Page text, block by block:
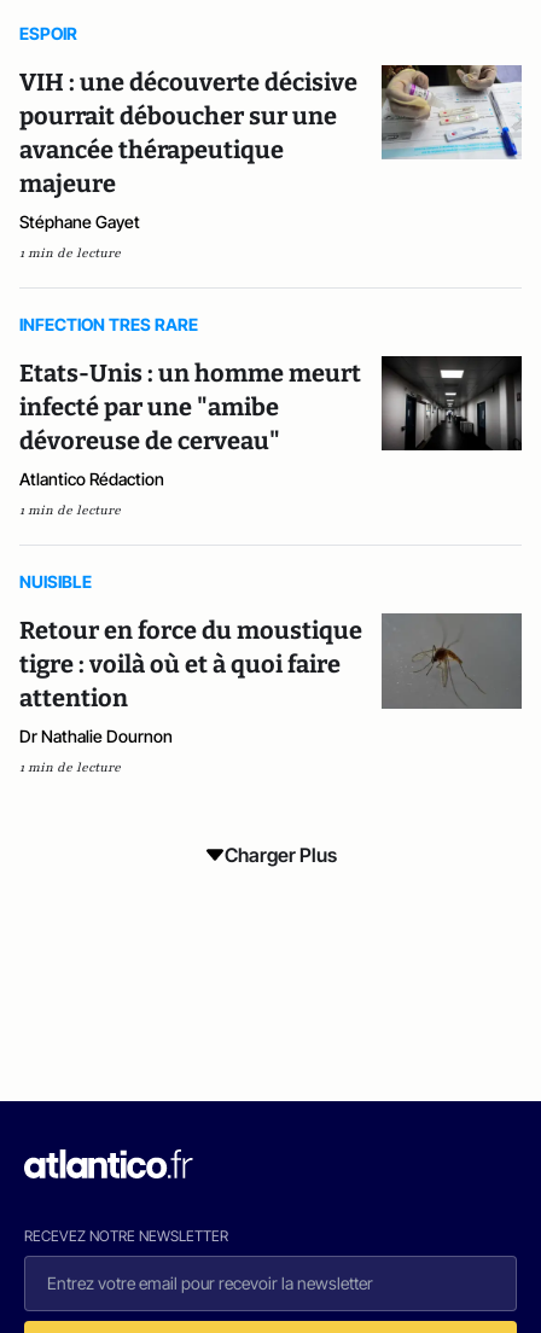
ESPOIR
VIH : une découverte décisive
pourrait déboucher sur une
avancée thérapeutique
majeure
Stéphane Gayet
1 min de lecture
INFECTION TRES RARE
Etats-Unis : un homme meurt
infecté par une "amibe
dévoreuse de cerveau"
Atlantico Rédaction
1 min de lecture
NUISIBLE
Retour en force du moustique
tigre : voilà où et à quoi faire
attention
Dr Nathalie Dournon
1 min de lecture
Charger Plus
RECEVEZ NOTRE NEWSLETTER